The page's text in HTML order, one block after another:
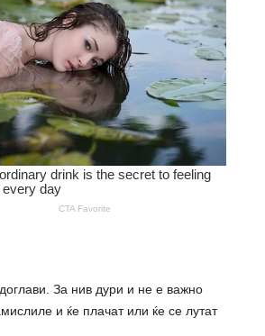
За нив дури и не е важно
и ќе плачат или ќе се лутат